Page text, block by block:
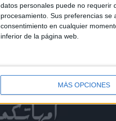
datos personales puede no requerir
procesamiento. Sus preferencias
consentimiento en cualquier
inferior de la página web.
MÁS OPCIONES